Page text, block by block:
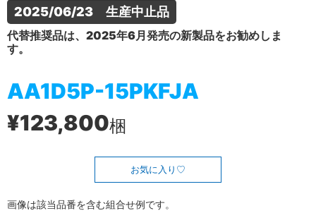
2025/06/23　生産中止品
代替推奨品は、2025年6月発売の新製品をお勧めしま
す。
AA1D5P-15PKFJA
¥123,800梱
お気に入り
画像は該当品番を含む組合せ例です。